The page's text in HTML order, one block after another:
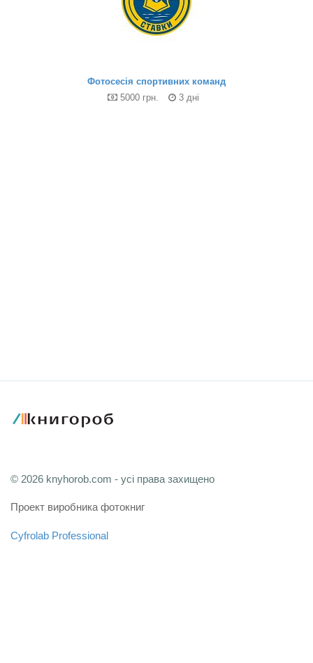
Фотосесія спортивних команд
5000 грн.
3 дні
© 2026 knyhorob.com - усі права захищено
Проект виробника фотокниг
Cyfrolab Professional